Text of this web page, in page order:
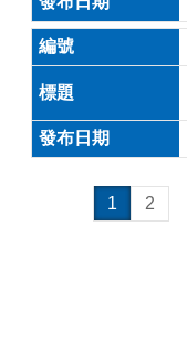
1
2